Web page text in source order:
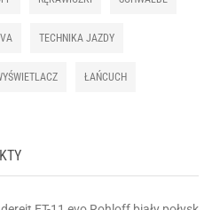
TECHNIKA JAZDY
ŁAŃCUCH